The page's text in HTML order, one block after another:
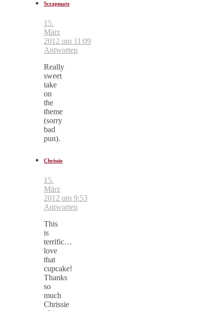
Scrapmate
15.
März
2012 um 11:09
Antworten
Really
sweet
take
on
the
theme
(sorry
bad
pun).
Chrissie
15.
März
2012 um 9:53
Antworten
This
is
terrific…
love
that
cupcake!
Thanks
so
much
Chrissie